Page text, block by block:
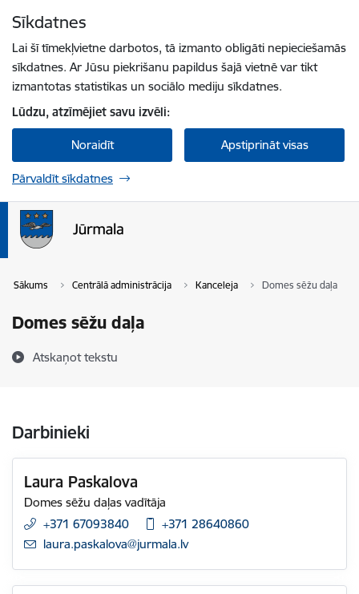
Sīkdatnes
Lai šī tīmekļvietne darbotos, tā izmanto obligāti nepieciešamās
sīkdatnes. Ar Jūsu piekrišanu papildus šajā vietnē var tikt
izmantotas statistikas un sociālo mediju sīkdatnes.
Lūdzu, atzīmējiet savu izvēli:
Noraidīt Apstiprināt visas
Pārvaldīt sīkdatnes
Sākums Centrālā administrācija Kanceleja Domes sēžu daļa
Domes sēžu daļa
Atskaņot tekstu
Darbinieki
Laura Paskalova
Domes sēžu daļas vadītāja
+371 67093840
+371 28640860
E-pasts:
laura.paskalova@jurmala.lv